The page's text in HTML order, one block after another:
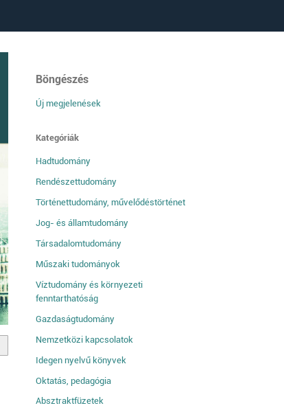
Böngészés
Új megjelenések
Kategóriák
Hadtudomány
Rendészettudomány
Történettudomány, művelődéstörténet
Jog- és államtudomány
Társadalomtudomány
Műszaki tudományok
Víztudomány és környezeti
fenntarthatóság
Gazdaságtudomány
Nemzetközi kapcsolatok
Idegen nyelvű könyvek
Oktatás, pedagógia
Absztraktfüzetek